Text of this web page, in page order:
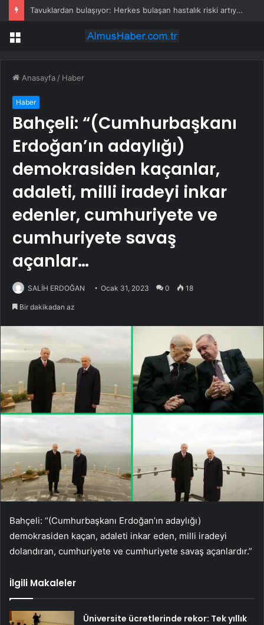
Tavuklardan bulaşıyor: Herkes bulaşan hastalık riski artıyor
Menü
Anasayfa / Haber
Haber
Bahçeli: “(Cumhurbaşkanı
Erdoğan’ın adaylığı)
demokrasiden kaçanlar,
adaleti, milli iradeyi inkar
edenler, cumhuriyete ve
cumhuriyete savaş
açanlar…
SALİH ERDOĞAN Ocak 31, 2023 0 18
Bir dakikadan az
Bahçeli: “(Cumhurbaşkanı Erdoğan’ın adaylığı)
demokrasiden kaçan, adaleti inkar eden, milli iradeyi
dolandıran, cumhuriyete ve cumhuriyete savaş açanlardır.”
İlgili Makaleler
Üniversite ücretlerinde rekor: Tek yıllık